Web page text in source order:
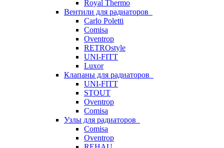
Royal Thermo
Вентили для радиаторов
Carlo Poletti
Comisa
Oventrop
RETROstyle
UNI-FITT
Luxor
Клапаны для радиаторов
UNI-FITT
STOUT
Oventrop
Comisa
Узлы для радиаторов
Comisa
Oventrop